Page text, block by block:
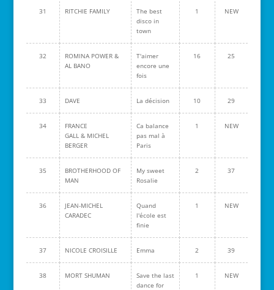
31 RITCHIE FAMILY
The best
disco in
town
1 NEW
32
ROMINA POWER &
AL BANO
T'aimer
encore une
fois
16 25
33 DAVE La décision 10 29
34
FRANCE
GALL & MICHEL
BERGER
Ca balance
pas mal à
Paris
1 NEW
35
BROTHERHOOD OF
MAN
My sweet
Rosalie
2 37
36
JEAN-MICHEL
CARADEC
Quand
l'école est
finie
1 NEW
37 NICOLE CROISILLE Emma 2 39
38 MORT SHUMAN
Save the last
dance for
1 NEW